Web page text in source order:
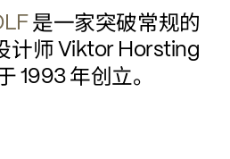
是一家突破常规的
计师
1993 年创立。